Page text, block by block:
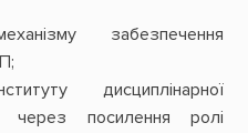
забезпечення
дисциплінарної
через посилення ролі